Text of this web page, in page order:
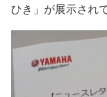
ひき」が展示され